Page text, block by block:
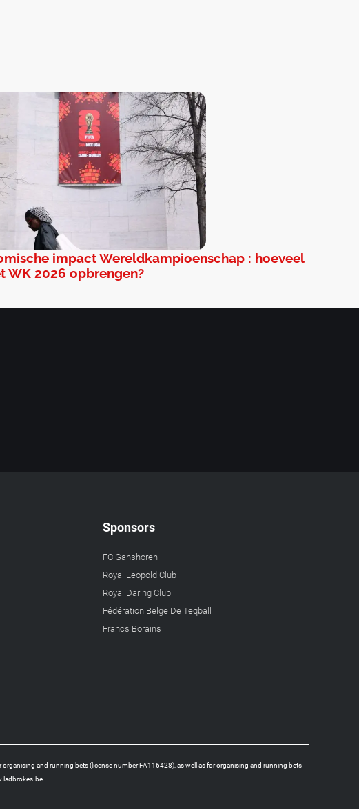
impact Wereldkampioenschap : hoeveel
WK 2026 opbrengen?
Sponsors
FC Ganshoren
Royal Leopold Club
Royal Daring Club
Fédération Belge De Teqball
Francs Borains
and running bets (license number FA116428), as well as for organising and running bets